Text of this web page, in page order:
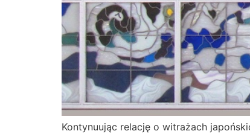
Kontynuując relację o witrażach